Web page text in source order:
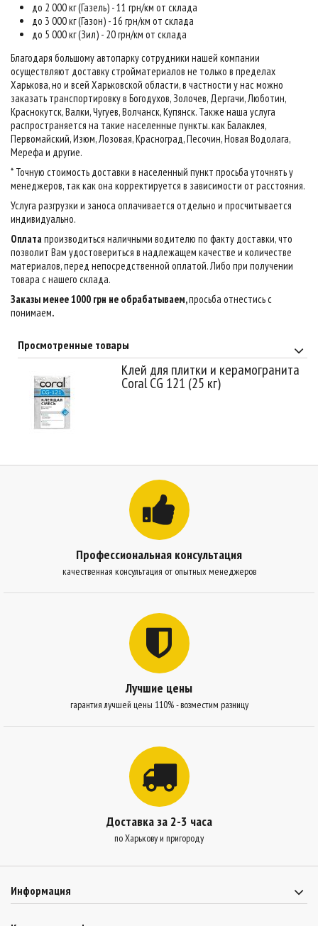
до 2 000 кг (Газель) - 11 грн/км от склада
до 3 000 кг (Газон) - 16 грн/км от склада
до 5 000 кг (Зил) - 20 грн/км от склада
Благодаря большому автопарку сотрудники нашей компании
осуществляют доставку стройматериалов не только в пределах
Харькова, но и всей Харьковской области, в частности у нас можно
заказать транспортировку в Богодухов, Золочев, Дергачи, Люботин,
Краснокутск, Валки, Чугуев, Волчанск, Купянск. Также наша услуга
распространяется на такие населенные пункты. как Балаклея,
Первомайский, Изюм, Лозовая, Красноград, Песочин, Новая Водолага,
Мерефа и другие.
* Точную стоимость доставки в населенный пункт просьба уточнять у
менеджеров, так как она корректируется в зависимости от расстояния.
Услуга разгрузки и заноса оплачивается отдельно и просчитывается
индивидуально.
Оплатапроизводиться наличными водителю по факту доставки, что
позволит Вам удостовериться в надлежащем качестве и количестве
материалов, перед непосредственной оплатой. Либо при получении
товара с нашего склада.
Заказы менее 1000 грн не обрабатываем,просьба отнестись с
понимаем.
Просмотренные товары
Клей для плитки и керамогранита
Сoral CG 121 (25 кг)
Профессиональная консультация
качественная консультация от опытных менеджеров
Лучшие цены
гарантия лучшей цены 110% - возместим разницу
Доставка за 2-3 часа
по Харькову и пригороду
Информация